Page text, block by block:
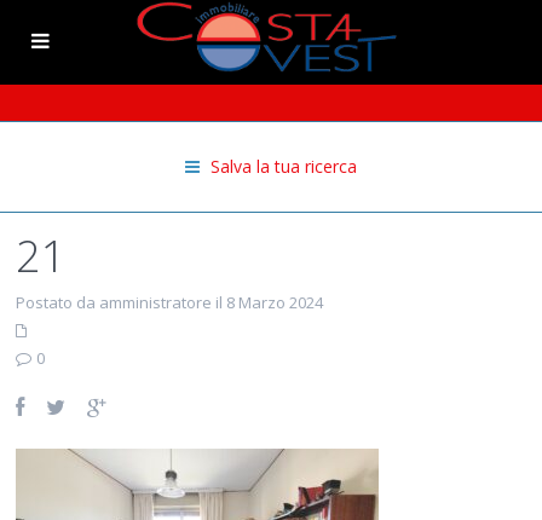
Salva la tua ricerca
21
Postato da amministratore il 8 Marzo 2024
0